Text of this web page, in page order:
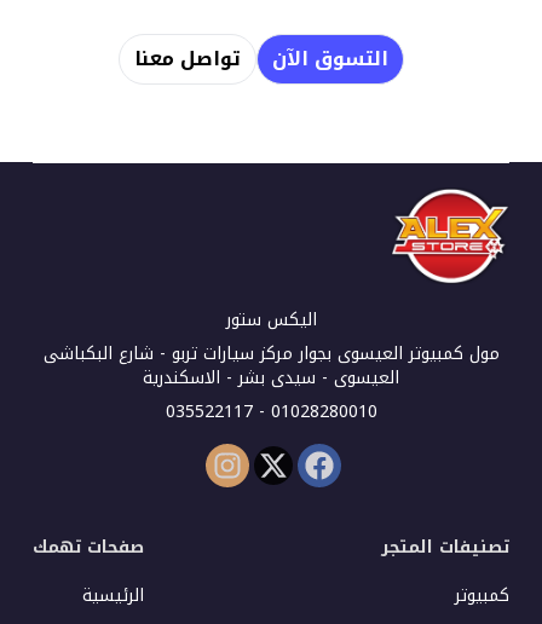
التسوق الآن تواصل معنا
اليكس ستور
مول كمبيوتر العيسوى بجوار مركز سيارات تربو - شارع البكباشى
العيسوى - سيدى بشر - الاسكندرية
01028280010 - 035522117
تصنيفات المتجر
كمبيوتر
صفحات تهمك
الرئيسية